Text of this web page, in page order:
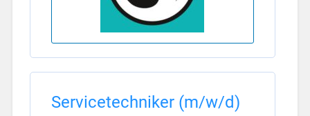
Servicetechniker (m/w/d)